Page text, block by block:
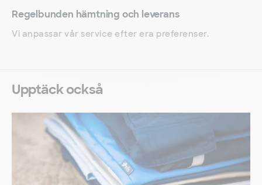
Regelbunden hämtning och leverans
Vi anpassar vår service efter era preferenser.
Upptäck också